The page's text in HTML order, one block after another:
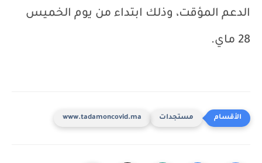
الدعم المؤقت، وذلك ابتداء من يوم الخميس
28 ماي.
مستجدات www.tadamoncovid.ma